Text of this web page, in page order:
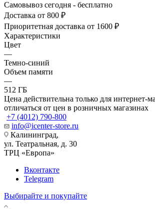
Самовывоз сегодня - бесплатно
Доставка от 800 ₽
Приоритетная доставка от 1600 ₽
Характеристики
Цвет
—
Темно-синий
Объем памяти
—
512 ГБ
Цена действительна только для интернет-
отличаться от цен в розничных магазинах
+7 (4012) 790-800
info@icenter-store.ru
Калининград,
ул. Театральная, д. 30
ТРЦ «Европа»
Вконтакте
Telegram
Выбирайте и покупайте